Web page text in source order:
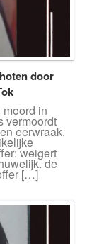
door
in
vermoordt
eerwraak.
weigert
de
[…]